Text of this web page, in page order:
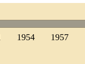
1954 1957